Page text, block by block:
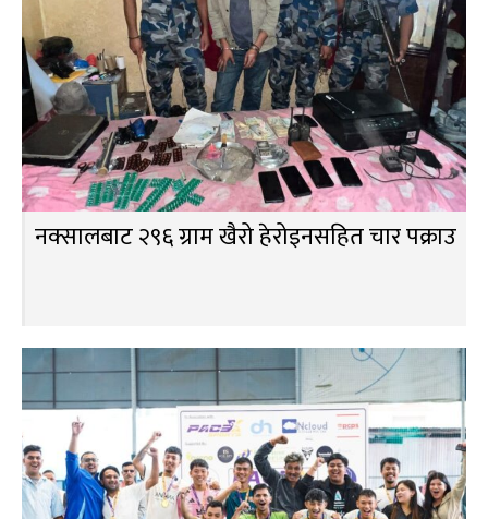
नक्सालबाट २९६ ग्राम खैरो हेरोइनसहित चार पक्राउ